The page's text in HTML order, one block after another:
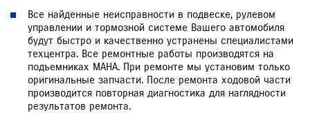
Все найденные неисправности в подвеске, рулевом
управлении и тормозной системе Вашего автомобиля
будут быстро и качественно устранены специалистами
техцентра. Все ремонтные работы производятся на
подъемниках MAHA. При ремонте мы установим только
оригинальные запчасти. После ремонта ходовой части
производится повторная диагностика для наглядности
результатов ремонта.